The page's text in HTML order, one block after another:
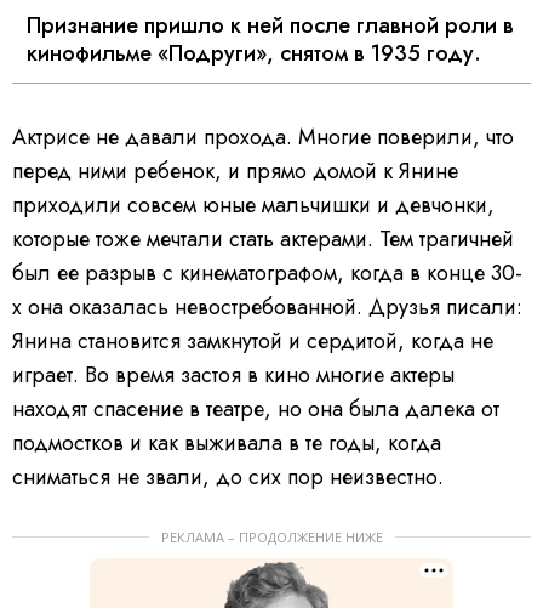
Признание пришло к ней после главной роли в
кинофильме «Подруги», снятом в 1935 году.
Актрисе не давали прохода. Многие поверили, что
перед ними ребенок, и прямо домой к Янине
приходили совсем юные мальчишки и девчонки,
которые тоже мечтали стать актерами. Тем трагичней
был ее разрыв с кинематографом, когда в конце 30-
х она оказалась невостребованной. Друзья писали:
Янина становится замкнутой и сердитой, когда не
играет. Во время застоя в кино многие актеры
находят спасение в театре, но она была далека от
подмостков и как выживала в те годы, когда
сниматься не звали, до сих пор неизвестно.
РЕКЛАМА – ПРОДОЛЖЕНИЕ НИЖЕ